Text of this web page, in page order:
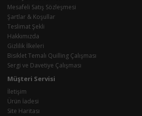
Mesafeli Satış Sözleşmesi
Şartlar & Koşullar
Teslimat Şekli
Hakkımızda
Gizlilik İlkeleri
Bisiklet Temalı Quilling Çalışması
Sergi ve Davetiye Çalışması
Müşteri Servisi
İletişim
Ürün İadesi
Site Haritası